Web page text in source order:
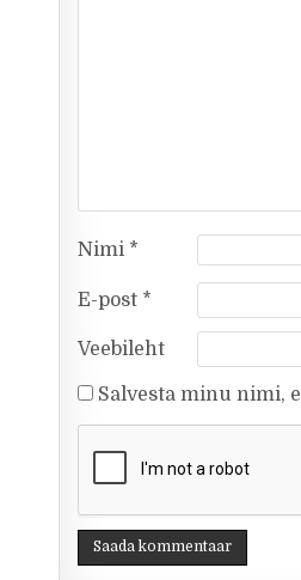
Nimi *
E-post *
Veebileht
Salvesta minu nimi,